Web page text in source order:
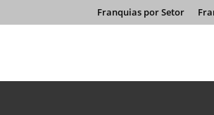
Franquias por Setor